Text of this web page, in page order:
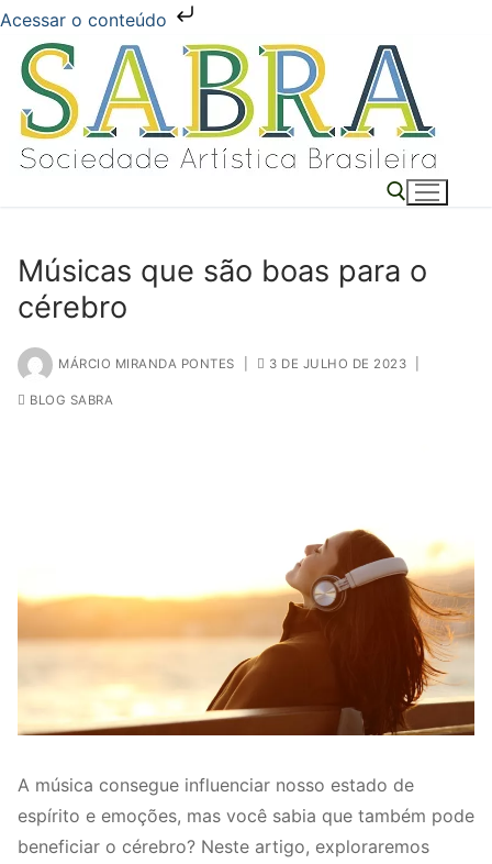
Acessar o conteúdo
Pular
para
conteúdo
Pesquisar por:
Músicas que são boas para o
cérebro
MÁRCIO MIRANDA PONTES 3 DE JULHO DE 2023
BLOG SABRA
A música consegue influenciar nosso estado de
espírito e emoções, mas você sabia que também pode
beneficiar o cérebro? Neste artigo, exploraremos